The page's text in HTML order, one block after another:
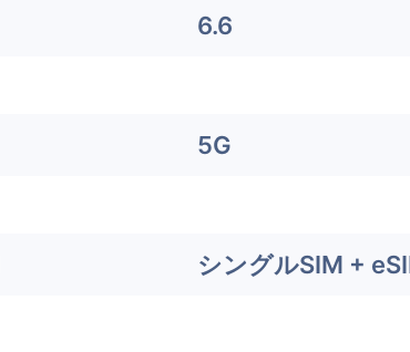
6.6
5G
シングルSIM +